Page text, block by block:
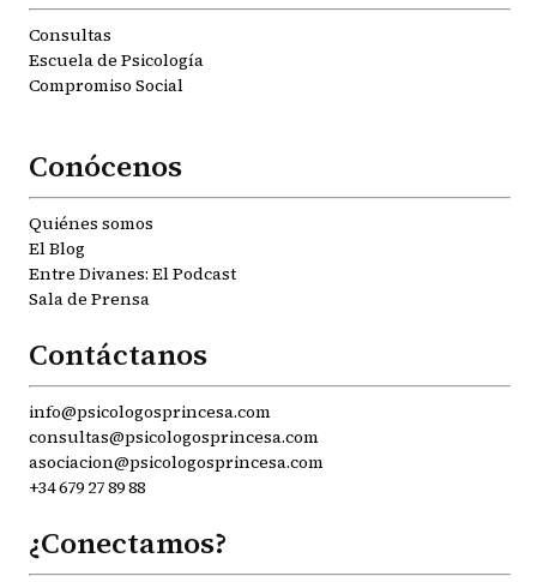
Consultas
Escuela de Psicología
Compromiso Social
Conócenos
Quiénes somos
El Blog
Entre Divanes: El Podcast
Sala de Prensa
Contáctanos
info@psicologosprincesa.com
consultas@psicologosprincesa.com
asociacion@psicologosprincesa.com
+34 679 27 89 88
¿Conectamos?